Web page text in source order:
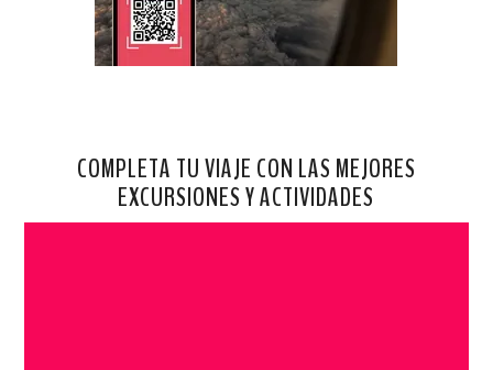
COMPLETA TU VIAJE CON LAS MEJORES
EXCURSIONES Y ACTIVIDADES